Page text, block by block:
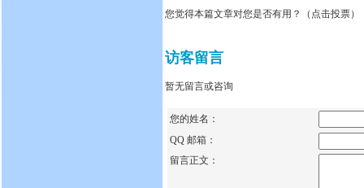
您觉得本篇文章对您是否有用？（点击投票）
访客留言
暂无留言或咨询
您的姓名：
QQ 邮箱：
留言正文：